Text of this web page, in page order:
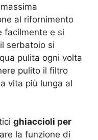
al rifornimento
facilmente e si
serbatoio si
pulita ogni volta
pulito il filtro
vita più lunga al
ghiaccioli per
la funzione di